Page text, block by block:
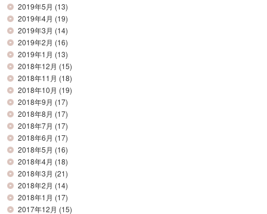
2019年5月 (13)
2019年4月 (19)
2019年3月 (14)
2019年2月 (16)
2019年1月 (13)
2018年12月 (15)
2018年11月 (18)
2018年10月 (19)
2018年9月 (17)
2018年8月 (17)
2018年7月 (17)
2018年6月 (17)
2018年5月 (16)
2018年4月 (18)
2018年3月 (21)
2018年2月 (14)
2018年1月 (17)
2017年12月 (15)